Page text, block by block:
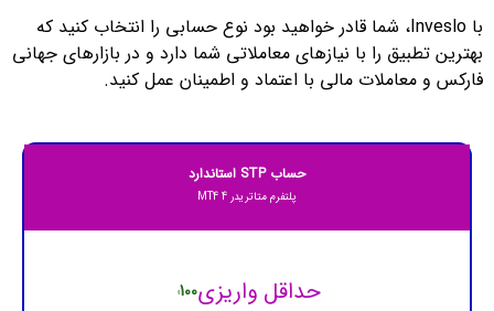
با Inveslo، شما قادر خواهید بود نوع حسابی را انتخاب کنید که
بهترین تطبیق را با نیازهای معاملاتی شما دارد و در بازارهای جهانی
فارکس و معاملات مالی با اعتماد و اطمینان عمل کنید.
حساب STP استاندارد
پلتفرم متاتریدر 4 MT4
$100حداقل واریزی